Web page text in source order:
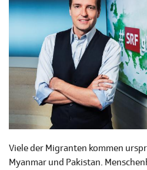
Viele der Migranten kommen
Myanmar und Pakistan.